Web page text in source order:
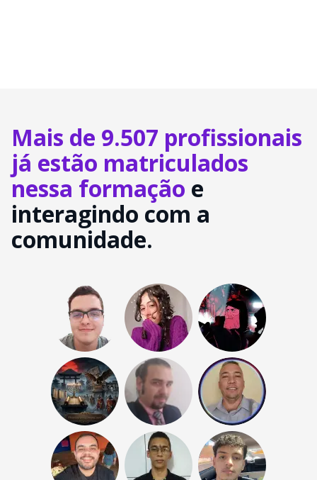
Mais de 9.507 profissionais
já estão matriculados
nessa formação e
interagindo com a
comunidade.